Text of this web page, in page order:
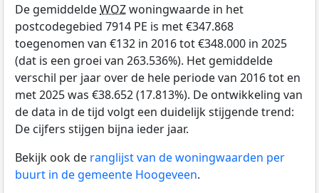
De gemiddeldeWOZwoningwaarde in het
postcodegebied 7914 PE is met €347.868
toegenomen van €132 in 2016 tot €348.000 in 2025
(dat is een groei van 263.536%). Het gemiddelde
verschil per jaar over de hele periode van 2016 tot en
met 2025 was €38.652 (17.813%). De ontwikkeling van
de data in de tijd volgt een duidelijk stijgende trend:
De cijfers stijgen bijna ieder jaar.
Bekijk ook de ranglijst van de woningwaarden per
buurt in de gemeente Hoogeveen.